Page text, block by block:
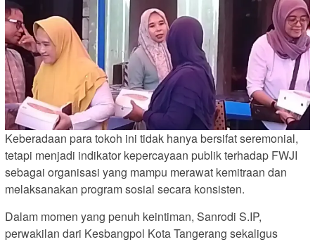
Keberadaan para tokoh ini tidak hanya bersifat seremonial,
tetapi menjadi indikator kepercayaan publik terhadap FWJI
sebagai organisasi yang mampu merawat kemitraan dan
melaksanakan program sosial secara konsisten.
Dalam momen yang penuh keintiman, Sanrodi S.IP,
perwakilan dari Kesbangpol Kota Tangerang sekaligus